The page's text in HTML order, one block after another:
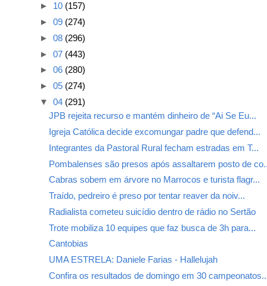
► 10 (157)
► 09 (274)
► 08 (296)
► 07 (443)
► 06 (280)
► 05 (274)
▼ 04 (291)
JPB rejeita recurso e mantém dinheiro de “Ai Se Eu...
Igreja Católica decide excomungar padre que defend...
Integrantes da Pastoral Rural fecham estradas em T...
Pombalenses são presos após assaltarem posto de
Cabras sobem em árvore no Marrocos e turista flagr...
Traído, pedreiro é preso por tentar reaver da noiv...
Radialista cometeu suicídio dentro de rádio no Sertão
Trote mobiliza 10 equipes que faz busca de 3h para...
Cantobias
UMA ESTRELA: Daniele Farias - Hallelujah
Confira os resultados de domingo em 30